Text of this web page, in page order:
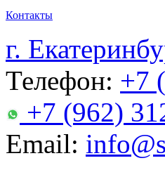
Контакты
г.
Телефон: +7
+7 (962)
Email: